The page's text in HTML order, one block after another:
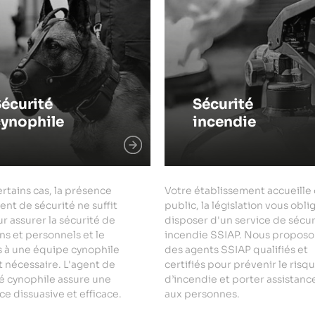
cas, la présence
de sécurité ne suffit
assurer la sécurité de
et personnels et le
à une équipe cynophile
nécessaire. L'agent de
cynophile assure une
dissuasive et efficace.
Sécurité
incendie
Votre établissement accueille
public, la législation vous
disposer d'un service de
incendie SSIAP. Nous
des agents SSIAP qualifiés et
certifiés pour prévenir le
d’incendie et porter
aux personnes.